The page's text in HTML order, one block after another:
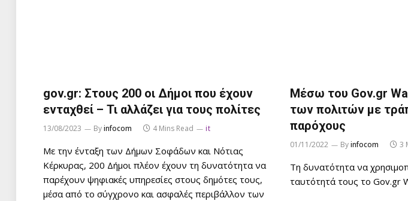
gov.gr: Στους 200 οι Δήμοι που έχουν
ενταχθεί – Τι αλλάζει για τους πολίτες
13/08/2023 Byinfocom 4 Mins Read it
Με την ένταξη των Δήμων Σοφάδων και Νότιας
Κέρκυρας, 200 Δήμοι πλέον έχουν τη δυνατότητα να
παρέχουν ψηφιακές υπηρεσίες στους δημότες τους,
μέσα από το σύγχρονο και ασφαλές περιβάλλον των
Μέσω του Gov.gr
των πολιτών με
παρόχους
01/11/2022 Byinfocom 3
Τη δυνατότητα να
ταυτότητά τους το Gov.gr